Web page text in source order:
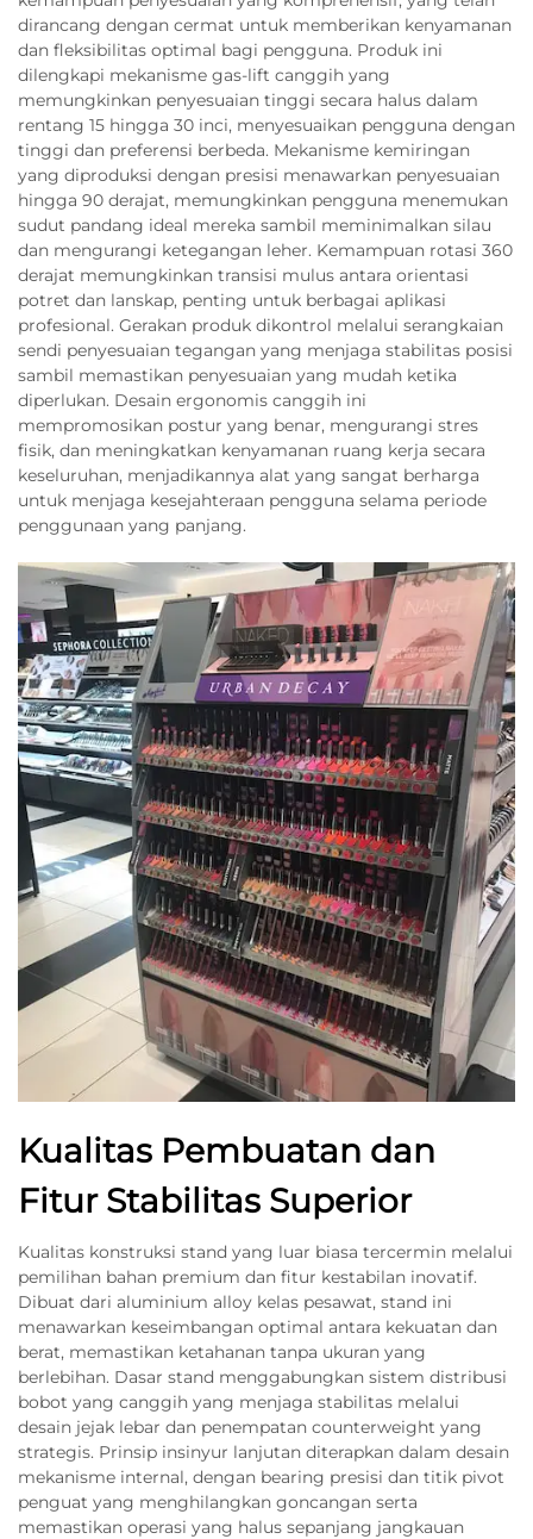
dirancang dengan cermat untuk memberikan kenyamanan
dan fleksibilitas optimal bagi pengguna. Produk ini
dilengkapi mekanisme gas-lift canggih yang
memungkinkan penyesuaian tinggi secara halus dalam
rentang 15 hingga 30 inci, menyesuaikan pengguna dengan
tinggi dan preferensi berbeda. Mekanisme kemiringan
yang diproduksi dengan presisi menawarkan penyesuaian
hingga 90 derajat, memungkinkan pengguna menemukan
sudut pandang ideal mereka sambil meminimalkan silau
dan mengurangi ketegangan leher. Kemampuan rotasi 360
derajat memungkinkan transisi mulus antara orientasi
potret dan lanskap, penting untuk berbagai aplikasi
profesional. Gerakan produk dikontrol melalui serangkaian
sendi penyesuaian tegangan yang menjaga stabilitas posisi
sambil memastikan penyesuaian yang mudah ketika
diperlukan. Desain ergonomis canggih ini
mempromosikan postur yang benar, mengurangi stres
fisik, dan meningkatkan kenyamanan ruang kerja secara
keseluruhan, menjadikannya alat yang sangat berharga
untuk menjaga kesejahteraan pengguna selama periode
penggunaan yang panjang.
Kualitas Pembuatan dan
Fitur Stabilitas Superior
Kualitas konstruksi stand yang luar biasa tercermin melalui
pemilihan bahan premium dan fitur kestabilan inovatif.
Dibuat dari aluminium alloy kelas pesawat, stand ini
menawarkan keseimbangan optimal antara kekuatan dan
berat, memastikan ketahanan tanpa ukuran yang
berlebihan. Dasar stand menggabungkan sistem distribusi
bobot yang canggih yang menjaga stabilitas melalui
desain jejak lebar dan penempatan counterweight yang
strategis. Prinsip insinyur lanjutan diterapkan dalam desain
mekanisme internal, dengan bearing presisi dan titik pivot
penguat yang menghilangkan goncangan serta
memastikan operasi yang halus sepanjang jangkauan